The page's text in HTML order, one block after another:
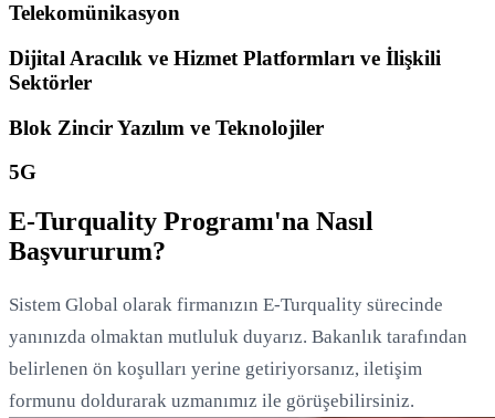
Telekomünikasyon
Dijital Aracılık ve Hizmet Platformları ve İlişkili
Sektörler
Blok Zincir Yazılım ve Teknolojiler
5G
E-Turquality Programı'na Nasıl
Başvururum?
Sistem Global olarak firmanızın E-Turquality sürecinde
yanınızda olmaktan mutluluk duyarız. Bakanlık tarafından
belirlenen ön koşulları yerine getiriyorsanız, iletişim
formunu doldurarak uzmanımız ile görüşebilirsiniz.